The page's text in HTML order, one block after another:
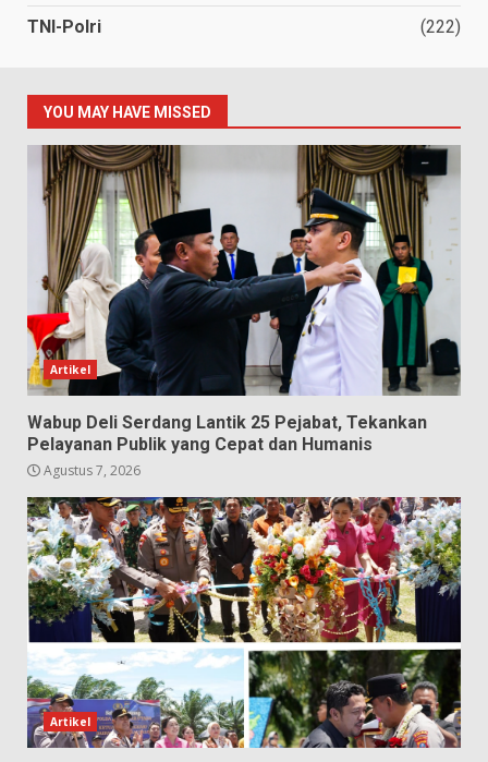
TNI-Polri (222)
YOU MAY HAVE MISSED
Artikel
Wabup Deli Serdang Lantik 25 Pejabat, Tekankan
Pelayanan Publik yang Cepat dan Humanis
Agustus 7, 2026
Artikel